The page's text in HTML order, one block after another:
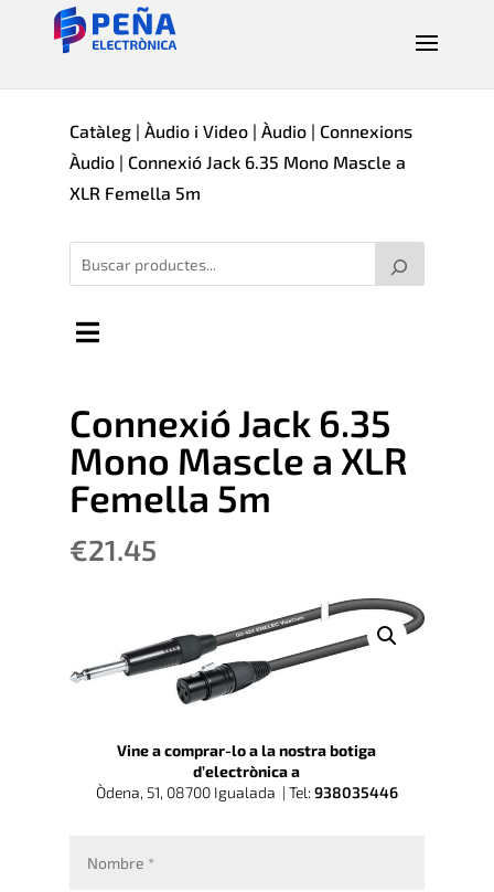
Catàleg| Àudio i Video| Àudio| Connexions
Àudio| Connexió Jack 6.35 Mono Mascle a
XLR Femella 5m
Connexió Jack 6.35
Mono Mascle a XLR
Femella 5m
€21.45
Vine a comprar-lo a la nostra botiga
d’electrònica a
Òdena, 51, 08700 Igualada | Tel: 938035446